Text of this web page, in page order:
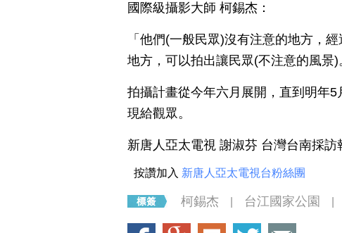
國際級攝影大師 柯錫杰：
「他們(一般民眾)沒有注意的地方，
地方，可以拍出讓民眾(不注意的風景)
拍攝計畫從今年六月展開，直到明年
現給觀眾。
新唐人亞太電視 謝淑芬 台灣台南採訪
按讚加入 新唐人亞太電視台粉絲團
柯錫杰 台江國家公園